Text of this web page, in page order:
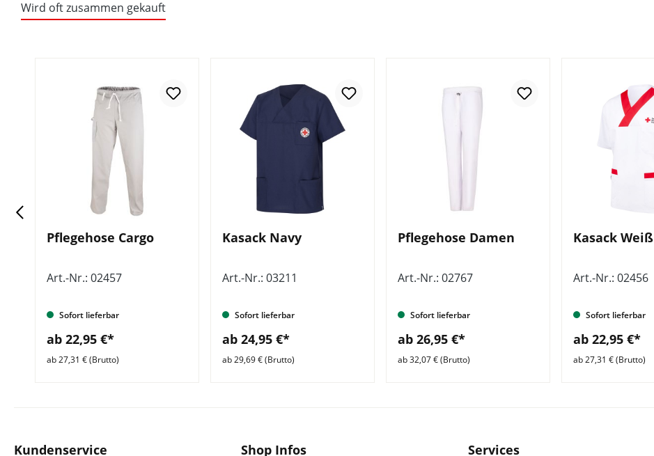
Wird oft zusammen gekauft
Pflegehose Cargo
Art.-Nr.: 02457
Sofort lieferbar
ab 22,95 €*
ab 27,31 € (Brutto)
Kasack Navy
Art.-Nr.: 03211
Sofort lieferbar
ab 24,95 €*
ab 29,69 € (Brutto)
Pflegehose Damen
Art.-Nr.: 02767
Sofort lieferbar
ab 26,95 €*
ab 32,07 € (Brutto)
Kasack Weiß
Art.-Nr.: 02456
Sofort lieferbar
ab 22,95 €*
ab 27,31 € (Brutto)
Kundenservice Shop Infos Services